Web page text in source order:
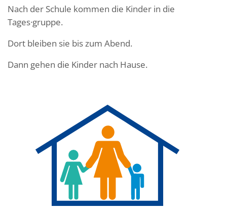
Nach der Schule kommen die Kinder in die
Tages·gruppe.
Dort bleiben sie bis zum Abend.
Dann gehen die Kinder nach Hause.